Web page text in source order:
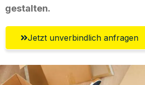
gestalten.
Jetzt unverbindlich anfragen